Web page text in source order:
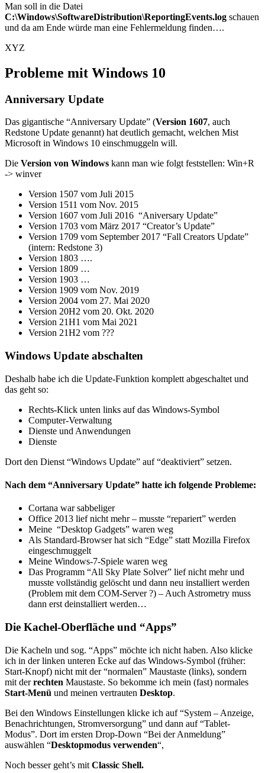
Man soll in die Datei
C:\Windows\SoftwareDistribution\ReportingEvents.log schauen
und da am Ende würde man eine Fehlermeldung finden….
XYZ
Probleme mit Windows 10
Anniversary Update
Das gigantische “Anniversary Update” (Version 1607, auch
Redstone Update genannt) hat deutlich gemacht, welchen Mist
Microsoft in Windows 10 einschmuggeln will.
Die Version von Windows kann man wie folgt feststellen: Win+R
-> winver
Version 1507 vom Juli 2015
Version 1511 vom Nov. 2015
Version 1607 vom Juli 2016 “Aniversary Update”
Version 1703 vom März 2017 “Creator’s Update”
Version 1709 vom September 2017 “Fall Creators Update”
(intern: Redstone 3)
Version 1803 ….
Version 1809 …
Version 1903 …
Version 1909 vom Nov. 2019
Version 2004 vom 27. Mai 2020
Version 20H2 vom 20. Okt. 2020
Version 21H1 vom Mai 2021
Version 21H2 vom ???
Windows Update abschalten
Deshalb habe ich die Update-Funktion komplett abgeschaltet und
das geht so:
Rechts-Klick unten links auf das Windows-Symbol
Computer-Verwaltung
Dienste und Anwendungen
Dienste
Dort den Dienst “Windows Update” auf “deaktiviert” setzen.
Nach dem “Anniversary Update” hatte ich folgende Probleme:
Cortana war sabbeliger
Office 2013 lief nicht mehr – musste “repariert” werden
Meine “Desktop Gadgets” waren weg
Als Standard-Browser hat sich “Edge” statt Mozilla Firefox
eingeschmuggelt
Meine Windows-7-Spiele waren weg
Das Programm “All Sky Plate Solver” lief nicht mehr und
musste vollständig gelöscht und dann neu installiert werden
(Problem mit dem COM-Server ?) – Auch Astrometry muss
dann erst deinstalliert werden…
Die Kachel-Oberfläche und “Apps”
Die Kacheln und sog. “Apps” möchte ich nicht haben. Also klicke
ich in der linken unteren Ecke auf das Windows-Symbol (früher:
Start-Knopf) nicht mit der “normalen” Maustaste (links), sondern
mit derrechten Maustaste. So bekomme ich mein (fast) normales
Start-Menü und meinen vertrauten Desktop.
Bei den Windows Einstellungen klicke ich auf “System – Anzeige,
Benachrichtungen, Stromversorgung” und dann auf “Tablet-
Modus”. Dort im ersten Drop-Down “Bei der Anmeldung”
auswählen “Desktopmodus verwenden“,
Noch besser geht’s mit Classic Shell.